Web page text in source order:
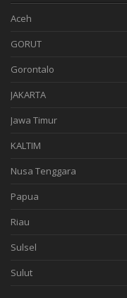
Aceh
GORUT
Gorontalo
JAKARTA
Jawa Timur
KALTIM
Nusa Tenggara
Papua
Riau
Sulsel
Sulut